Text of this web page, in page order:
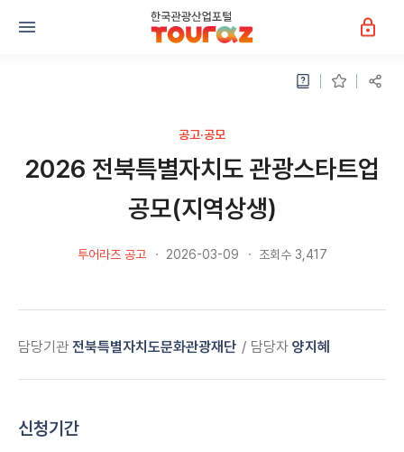
공고·공모
2026 전북특별자치도 관광스타트업
공모(지역상생)
투어라즈 공고 2026-03-09 조회수 3,417
담당기관 전북특별자치도문화관광재단 담당자 양지혜
신청기간